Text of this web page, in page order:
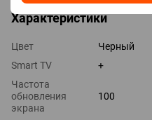
Характеристики
Цвет
Черный
Smart TV
+
Частота
обновления
экрана
100